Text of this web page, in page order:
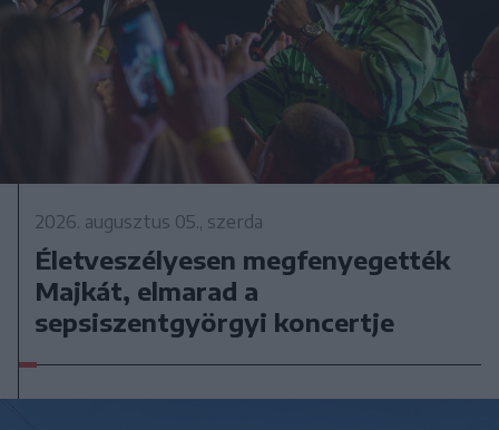
2026. augusztus 05., szerda
Életveszélyesen megfenyegették
Majkát, elmarad a
sepsiszentgyörgyi koncertje